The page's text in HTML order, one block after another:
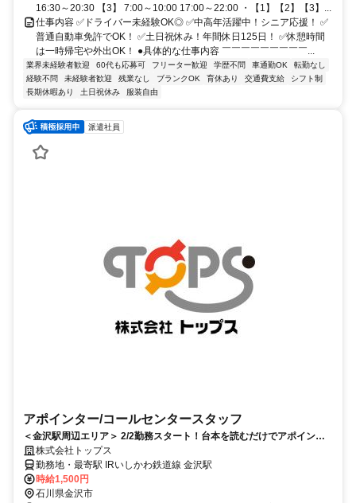
16:30～20:30 【3】 7:00～10:00 17:00～22:00 ・【1】【2】【3】...
仕事内容 ✅ドライバー未経験OK◎ ✅中高年活躍中！シニア応援！ ✅
普通自動車免許でOK！ ✅土日祝休み！年間休日125日！ ✅休憩時間
は一時帰宅や外出OK！ ●具体的な仕事内容 ￣￣￣￣￣￣￣￣￣...
業界未経験者歓迎 60代も応募可 フリーター歓迎 学歴不問 車通勤OK
転勤なし
経験不問
未経験者歓迎 残業なし ブランクOK 育休あり 交通費支給
シフト制
長期休暇あり
土日祝休み 服装自由
派遣社員
アポインター/コールセンタースタッフ
＜金沢駅周辺エリア＞ 2/2勤務スタート！台本を読むだけでアポイント
が取れるお仕事です！
株式会社トップス
勤務地・最寄駅 IRいしかわ鉄道線 金沢駅
時給1,500円
石川県金沢市